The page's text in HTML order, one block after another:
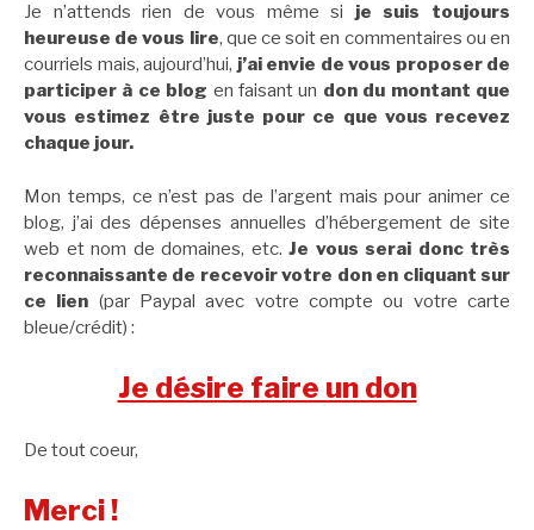
Je n’attends rien de vous même si je suis toujours
heureuse de vous lire, que ce soit en commentaires ou en
courriels mais, aujourd’hui, j’ai envie de vous proposer de
participer à ce blog en faisant un don du montant que
vous estimez être juste pour ce que vous recevez
chaque jour.
Mon temps, ce n’est pas de l’argent mais pour animer ce
blog, j’ai des dépenses annuelles d’hébergement de site
web et nom de domaines, etc. Je vous serai donc très
reconnaissante de recevoir votre don en cliquant sur
ce lien (par Paypal avec votre compte ou votre carte
bleue/crédit) :
Je désire faire un don
De tout coeur,
Merci !